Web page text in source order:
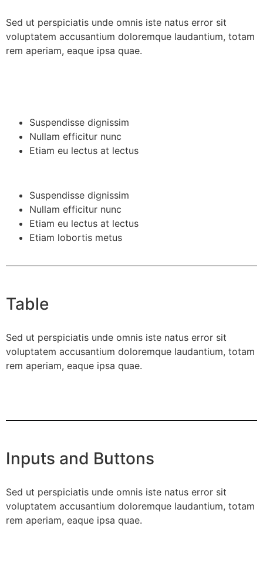
Sed ut perspiciatis unde omnis iste natus error sit
voluptatem accusantium doloremque laudantium, totam
rem aperiam, eaque ipsa quae.
Suspendisse dignissim
Nullam efficitur nunc
Etiam eu lectus at lectus
Suspendisse dignissim
Nullam efficitur nunc
Etiam eu lectus at lectus
Etiam lobortis metus
Table
Sed ut perspiciatis unde omnis iste natus error sit
voluptatem accusantium doloremque laudantium, totam
rem aperiam, eaque ipsa quae.
Inputs and Buttons
Sed ut perspiciatis unde omnis iste natus error sit
voluptatem accusantium doloremque laudantium, totam
rem aperiam, eaque ipsa quae.